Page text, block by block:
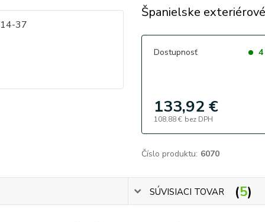
Španielske
Dostupnosť
133,92 €
108,88 € bez DPH
Číslo produktu: 6070
SÚVISIACI TOVAR 5